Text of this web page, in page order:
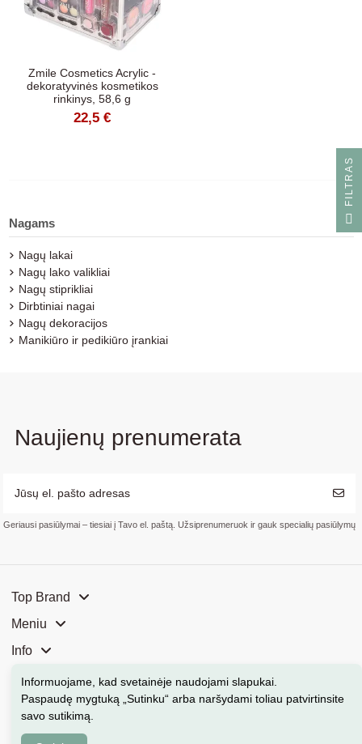
Zmile Cosmetics Acrylic -
dekoratyvinės kosmetikos
rinkinys, 58,6 g
22,5 €
Nagams
Nagų lakai
Nagų lako valikliai
Nagų stiprikliai
Dirbtiniai nagai
Nagų dekoracijos
Manikiūro ir pedikiūro įrankiai
Naujienų prenumerata
Geriausi pasiūlymai – tiesiai į Tavo el. paštą. Užsiprenumeruok ir gauk specialių pasiūlymų
Top Brand
Meniu
Info
Mūsų parduotuvės
Kontaktai
Informuojame, kad svetainėje naudojami slapukai
Paspaudę mygtuką „Sutinku“ arba naršydami toliau patvirtinsite
savo sutikimą.
S